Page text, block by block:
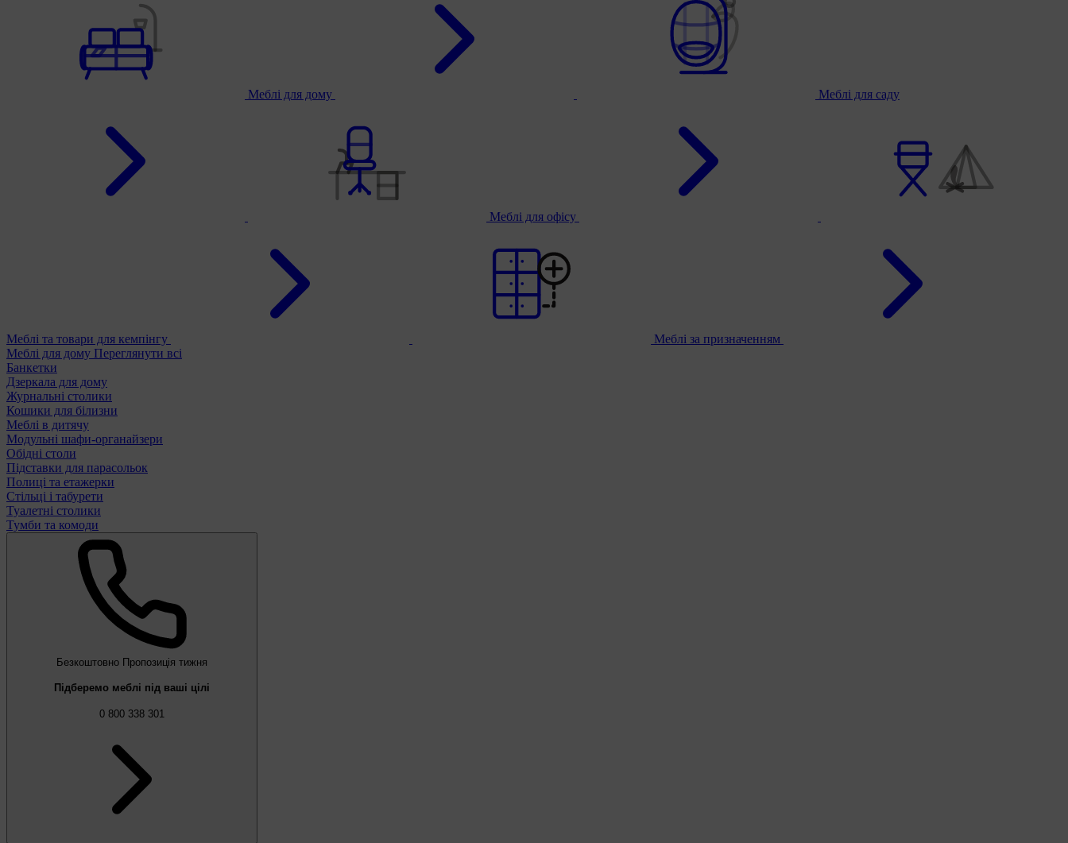
Меблі для дому Меблі для саду
Меблі для офісу
Меблі та товари для кемпінгу
Меблі за призначенням
Меблі для дому Переглянути всі
Банкетки
Дзеркала для дому
Журнальні столики
Кошики для білизни
Меблі в дитячу
Модульні шафи-органайзери
Обідні столи
Підставки для парасольок
Полиці та етажерки
Стільці і табурети
Туалетні столики
Тумби та комоди
Безкоштовно Пропозиція тижня
Підберемо меблі під ваші цілі
0 800 338 301